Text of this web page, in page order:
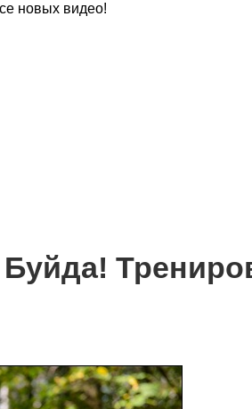
новых видео!